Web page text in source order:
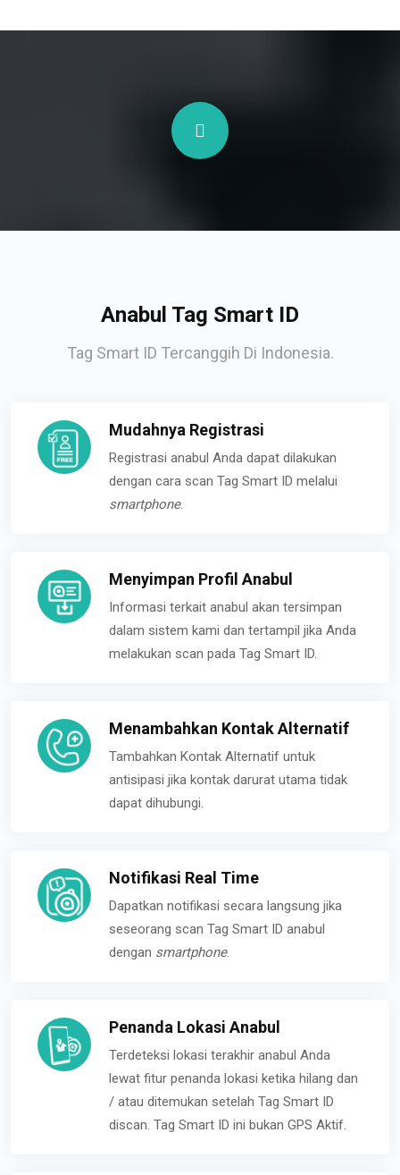
Anabul Tag Smart ID
Tag Smart ID Tercanggih Di Indonesia.
Mudahnya Registrasi
Registrasi anabul Anda dapat dilakukan
dengan cara scan Tag Smart ID melalui
smartphone.
Menyimpan Profil Anabul
Informasi terkait anabul akan tersimpan
dalam sistem kami dan tertampil jika Anda
melakukan scan pada Tag Smart ID.
Menambahkan Kontak Alternatif
Tambahkan Kontak Alternatif untuk
antisipasi jika kontak darurat utama tidak
dapat dihubungi.
Notifikasi Real Time
Dapatkan notifikasi secara langsung jika
seseorang scan Tag Smart ID anabul
dengan smartphone.
Penanda Lokasi Anabul
Terdeteksi lokasi terakhir anabul Anda
lewat fitur penanda lokasi ketika hilang dan
/ atau ditemukan setelah Tag Smart ID
discan. Tag Smart ID ini bukan GPS Aktif.